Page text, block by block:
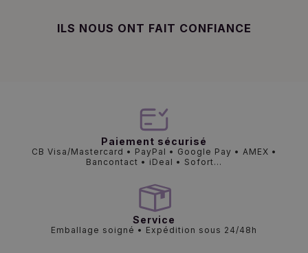
ILS NOUS ONT FAIT CONFIANCE
Paiement sécurisé
CB Visa/Mastercard • PayPal • Google Pay • AMEX •
Bancontact • iDeal • Sofort...
Service
Emballage soigné • Expédition sous 24/48h